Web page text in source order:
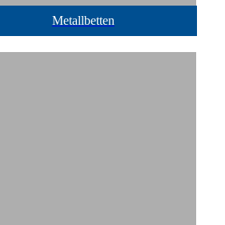
Metallbetten